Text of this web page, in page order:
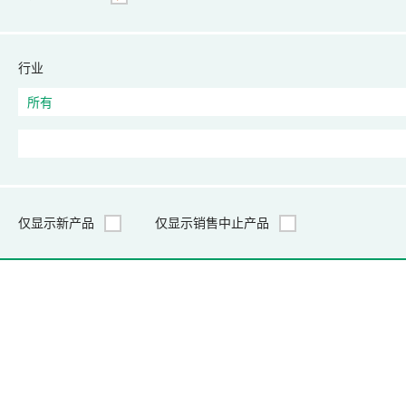
行业
仅显示新产品 仅显示销售中止产品